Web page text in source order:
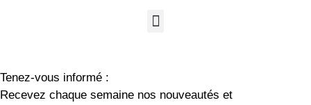
Tenez-vous informé :
Recevez chaque semaine nos nouveautés et